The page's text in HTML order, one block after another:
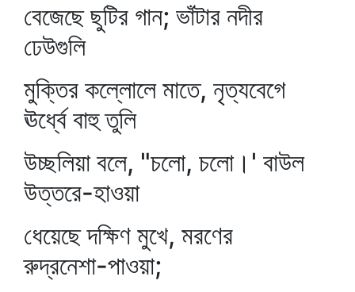
বেজেছে ছুটির গান; ভাঁটার নদীর
ঢেউগুলি
মুক্তির কল্লোলে মাতে, নৃত্যবেগে
ঊর্ধ্বে বাহু তুলি
উচ্ছলিয়া বলে, "চলো, চলো।' বাউল
উত্তরে-হাওয়া
ধেয়েছে দক্ষিণ মুখে, মরণের
রুদ্রনেশা-পাওয়া;